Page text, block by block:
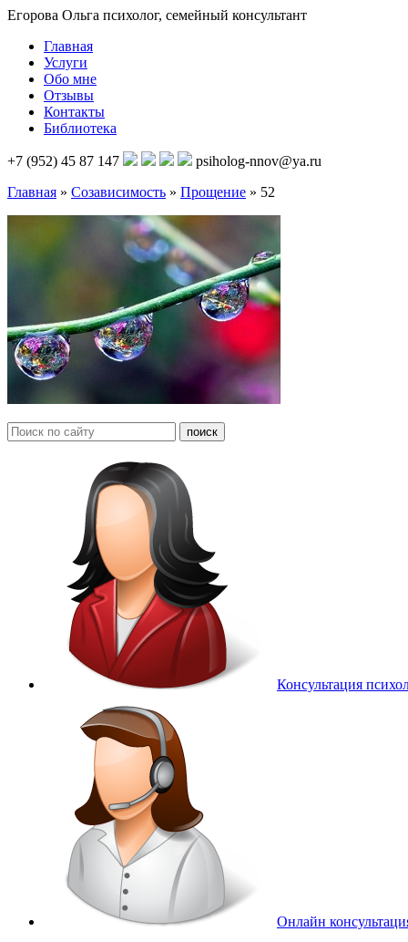
Егорова Ольга психолог, семейный консультант
Главная
Услуги
Обо мне
Отзывы
Контакты
Библиотека
+7 (952) 45 87 147
psiholog-nnov@ya.ru
Главная » Созависимость » Прощение » 52
Консультация
Онлайн